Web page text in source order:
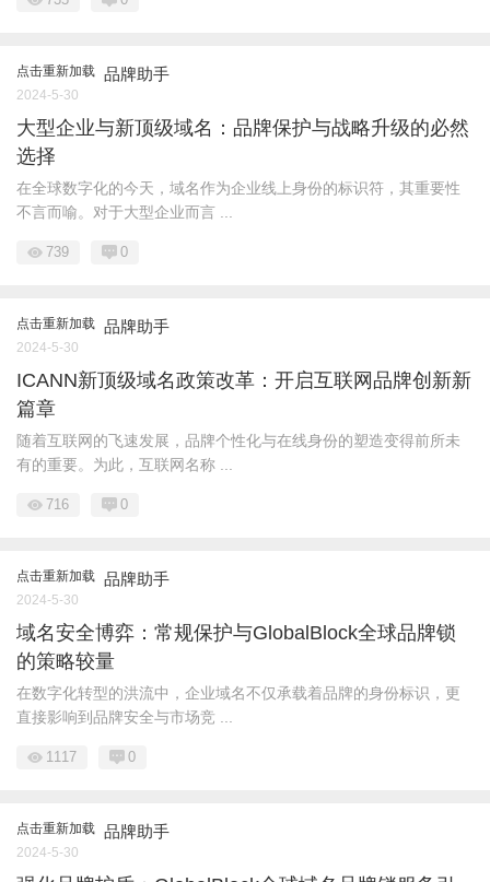
点击重新加载 品牌助手
2024-5-30
大型企业与新顶级域名：品牌保护与战略升级的必然
选择
在全球数字化的今天，域名作为企业线上身份的标识符，其重要性
不言而喻。对于大型企业而言 ...
739 0
点击重新加载 品牌助手
2024-5-30
ICANN新顶级域名政策改革：开启互联网品牌创新新
篇章
随着互联网的飞速发展，品牌个性化与在线身份的塑造变得前所未
有的重要。为此，互联网名称 ...
716 0
点击重新加载 品牌助手
2024-5-30
域名安全博弈：常规保护与GlobalBlock全球品牌锁
的策略较量
在数字化转型的洪流中，企业域名不仅承载着品牌的身份标识，更
直接影响到品牌安全与市场竞 ...
1117 0
点击重新加载 品牌助手
2024-5-30